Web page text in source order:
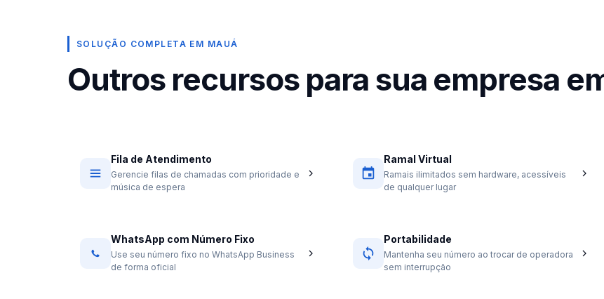
SOLUÇÃO COMPLETA EM MAUÁ
Outros recursos para sua empresa
Fila de Atendimento
Gerencie filas de chamadas com prioridade e
música de espera
Ramal Virtual
Ramais ilimitados sem hardware, acessíveis
de qualquer lugar
WhatsApp com Número Fixo
Use seu número fixo no WhatsApp Business
de forma oficial
Portabilidade
Mantenha seu número ao trocar de operadora
sem interrupção